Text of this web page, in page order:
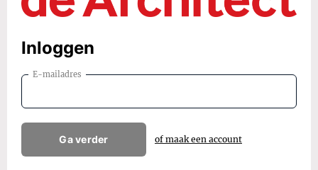
Inloggen
E-mailadres
Ga verder of maak een account